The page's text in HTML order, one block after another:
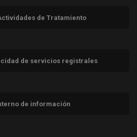
de Tratamiento
de servicios registrales
de información